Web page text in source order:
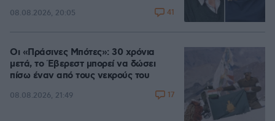
08.08.2026, 20:05 41
Οι «Πράσινες Μπότες»: 30 χρόνια
μετά, το Έβερεστ μπορεί να δώσει
πίσω έναν από τους νεκρούς του
08.08.2026, 21:49 17